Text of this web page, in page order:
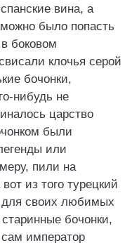
вина, а
было попасть
боковом
клочья серой
бочонки,
нибудь не
царство
были
или
пили на
из того турецкий
для своих любимых
бочонки,
император